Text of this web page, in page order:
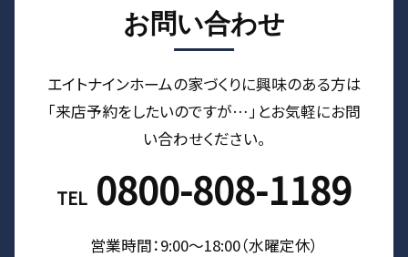
お問い合わせ
エイトナインホームの家づくりに興味のある⽅は
「来店予約をしたいのですが…」とお気軽にお問
い合わせください。
TEL 0800-808-1189
営業時間：9:00〜18:00（⽔曜定休）